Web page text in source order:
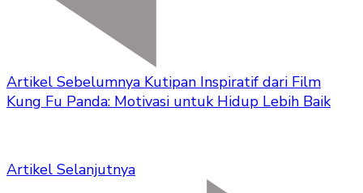
Artikel Sebelumnya Kutipan Inspiratif dari Film
Kung Fu Panda: Motivasi untuk Hidup Lebih Baik
Artikel Selanjutnya